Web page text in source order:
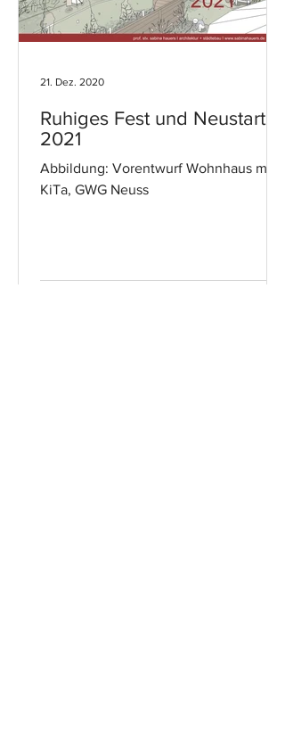
Ruhiges Fest und Neustart
2021
Abbildung: Vorentwurf Wohnhaus mit
KiTa, GWG Neuss
21. Dez. 2020